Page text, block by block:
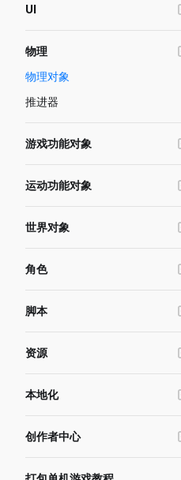
Transform工具
画质级别模拟与设置
预制体功能说明
游戏断线重连
场景管理与跳转
角色编辑工具
自动裁剪规则与自定义裁剪距离
UI
UI控件的基础属性
UI控件-容器
UI控件-图片
UI控件-文本
UI控件-按钮
UI控件-进度条
UI控件-滚动框
UI控件-摄像机滑动区
UI控件-调色板
UI控件-勾选框
UI控件-广告按钮
物理
物理对象
推进器
游戏功能对象
寻路系统
交互物
触发器
热武器
游泳区域
对象发射器
音效
IK锚点
运动功能对象
运动器
力区域
世界对象
摄像机
后处理
环境雾
角色
形象与换装
动画与姿态
布娃娃功能
基础状态
角色编辑器服务
脚本
内存存储
资源
资源加载与资源下载
资源导入上传工具
本地化
创作者中心